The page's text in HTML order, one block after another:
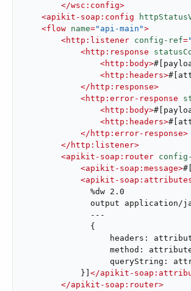
</wsc:config>
<apikit-soap:config
<flow name="api-main">
<http:listener config-ref=
<http:response
<http:body>
<http:headers>
</ http:response>
<http:error-response
<http:body>
<http:headers>
</ http:error-response>
</ http:listener>
<apikit-soap:router
<apikit-soap:message>
<apikit-
              %dw 2.0
output application/
              ---
              {
headers:
method:
queryString:
            }]
</apikit-
</apikit-soap:router>